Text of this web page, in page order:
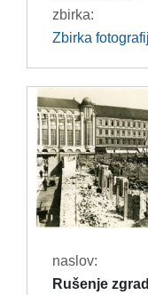
zbirka:
Zbirka
naslov:
Rušenje